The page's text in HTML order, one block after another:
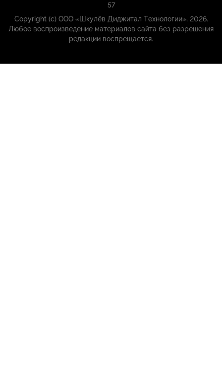
57
Copyright (с) ООО «Шкулёв Диджитал Технологии», 2026.
Любое воспроизведение материалов сайта без разрешения
редакции воспрещается.